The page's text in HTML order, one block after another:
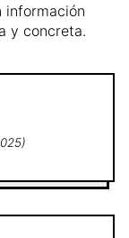
información
y concreta.
)